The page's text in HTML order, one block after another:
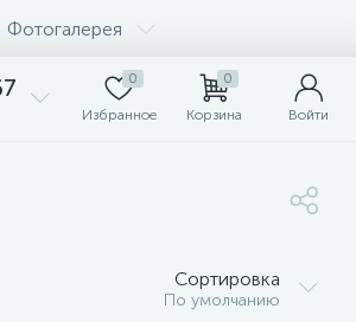
Фотогалерея
0
Избранное
0
Корзина Войти
Сортировка
По умолчанию